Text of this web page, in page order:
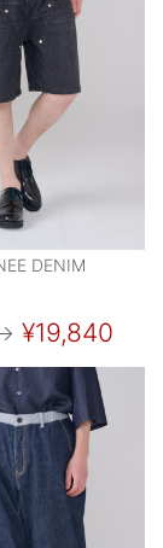
DENIM
¥19,840